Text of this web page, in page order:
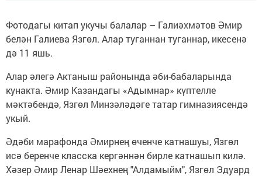
Фотодагы китап укучы балалар – Галиәхмәтов Әмир
белән Галиева Язгөл. Алар туганнан туганнар, икесенә
дә 11 яшь.
Алар әлегә Актаныш районында әби-бабаларында
кунакта. Әмир Казандагы «Адымнар» күптелле
мәктәбендә, Язгөл Минзәләдәге татар гимназиясендә
укый.
Әдәби марафонда Әмирнең өченче катнашуы, Язгөл
исә беренче класска кергәннән бирле катнашып килә.
Хәзер Әмир Ленар Шәехнең "Алдамыйм", Язгөл Эдуард